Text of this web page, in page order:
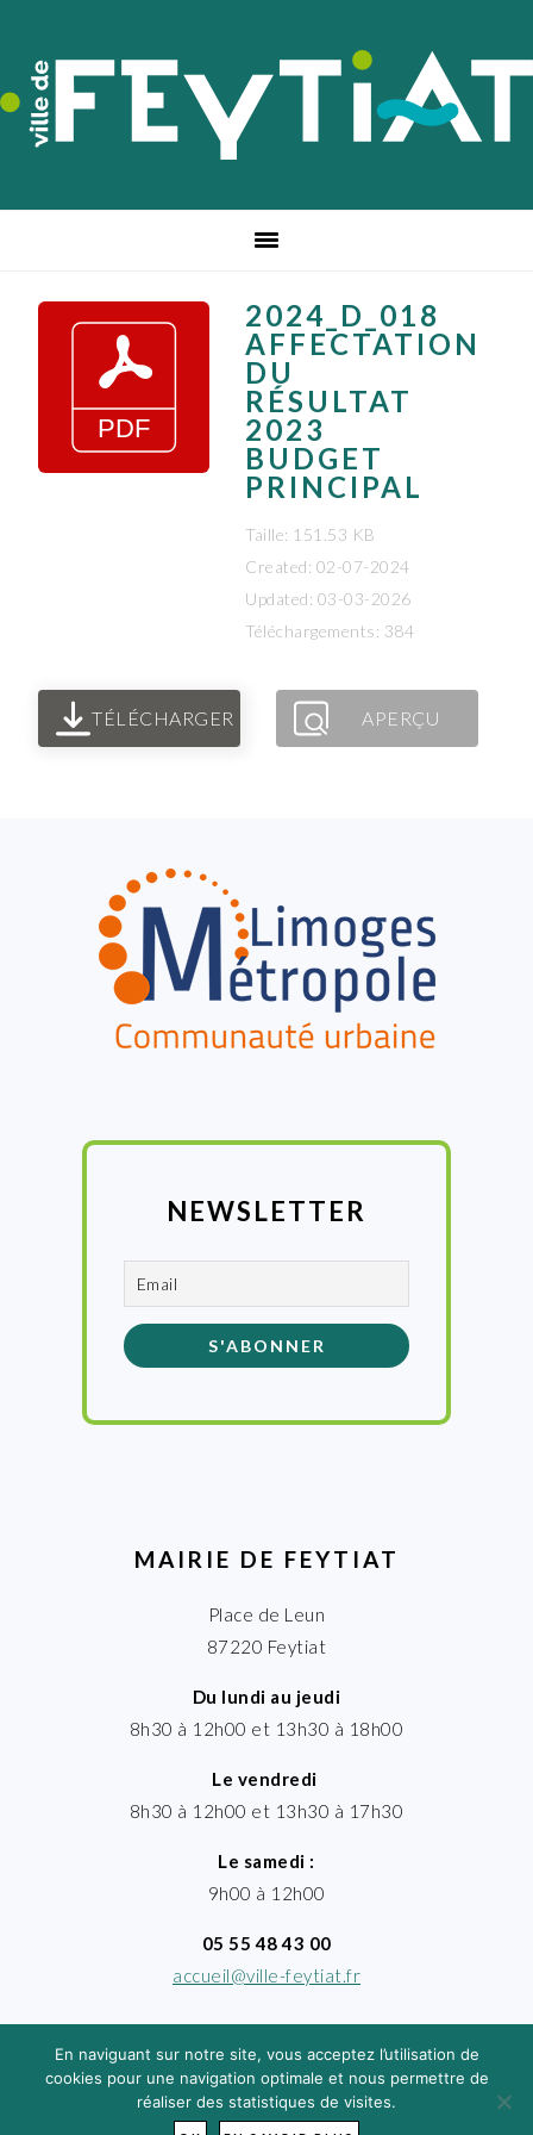
navigation
principale
contenu
principal
pied
de
page
2024_D_018
AFFECTATION
DU
RÉSULTAT
2023
BUDGET
PRINCIPAL
Taille: 151.53 KB
Created: 02-07-2024
Updated: 03-03-2026
Téléchargements: 384
TÉLÉCHARGER APERÇU
NEWSLETTER
MAIRIE DE FEYTIAT
Place de Leun
87220 Feytiat
Du lundi au jeudi
8h30 à 12h00 et 13h30 à 18h00
Le vendredi
8h30 à 12h00 et 13h30 à 17h30
Le samedi :
9h00 à 12h00
05 55 48 43 00
accueil@ville-feytiat.fr
En naviguant sur notre site, vous acceptez l’utilisation de
cookies pour une navigation optimale et nous permettre de
réaliser des statistiques de visites.